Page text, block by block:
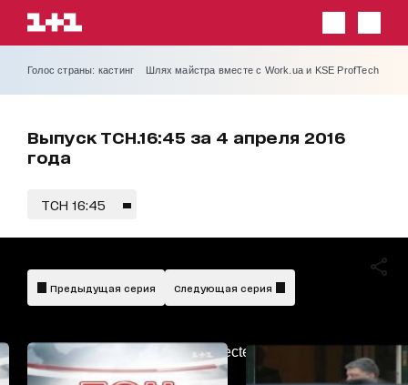
Голос страны: кастинг Шлях майстра вместе с Work.ua и KSE ProfTech
Выпуск ТСН.16:45 за 4 апреля 2016
года
ТСН 16:45
AdBlockDetected!
Предыдущая серия Следующая серия